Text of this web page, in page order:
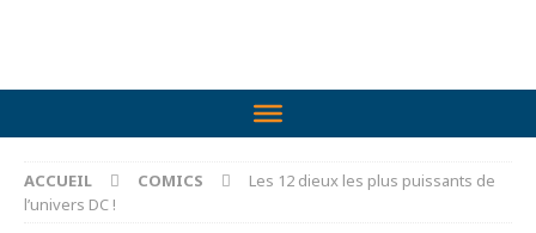
ACCUEIL COMICS
Les 12 dieux les plus puissants de
l’univers DC !